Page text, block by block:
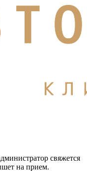
свяжется
на прием.